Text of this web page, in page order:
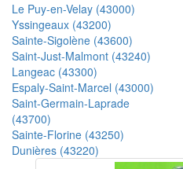
Le Puy-en-Velay (43000)
Yssingeaux (43200)
Sainte-Sigolène (43600)
Saint-Just-Malmont (43240)
Langeac (43300)
Espaly-Saint-Marcel (43000)
Saint-Germain-Laprade
(43700)
Sainte-Florine (43250)
Dunières (43220)